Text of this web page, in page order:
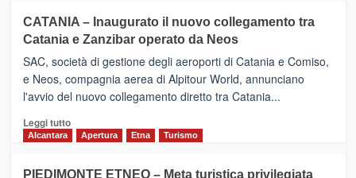
CATANIA – Inaugurato il nuovo collegamento tra
Catania e Zanzibar operato da Neos
SAC, società di gestione degli aeroporti di Catania e Comiso,
e Neos, compagnia aerea di Alpitour World, annunciano
l'avvio del nuovo collegamento diretto tra Catania...
Leggi tuttoLeggi
Alcantara Apertura Etna Turismo
PIEDIMONTE ETNEO – Meta turistica privilegiata